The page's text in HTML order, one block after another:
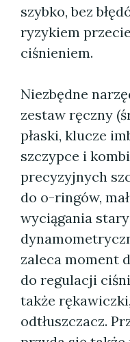
szybko, bez
ryzykiem
ciśnieniem.
Niezbędne
zestaw ręczny
płaski, klucze
szczypce i
precyzyjnych
do o-ringów,
wyciągania
zaleca moment
do regulacji
także
odtłuszczacz.